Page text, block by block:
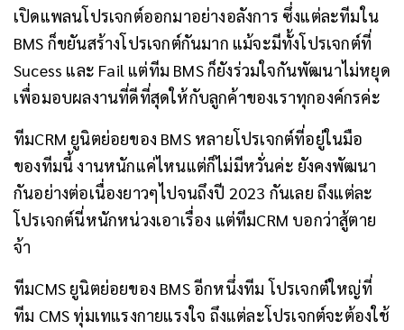
เปิดแพลนโปรเจกต์ออกมาอย่างอลังการ ซึ่งแต่ละทีมใน
BMS ก็ขยันสร้างโปรเจกต์กันมาก แม้จะมีทั้งโปรเจกต์ที่
Sucess และ Fail แต่ทีม BMS ก็ยังร่วมใจกันพัฒนาไม่หยุด
เพื่อมอบผลงานที่ดีที่สุดให้กับลูกค้าของเราทุกองค์กรค่ะ
ทีมCRM ยูนิตย่อยของ BMS หลายโปรเจกต์ที่อยู่ในมือ
ของทีมนี้ งานหนักแค่ไหนแต่ก็ไม่มีหวั่นค่ะ ยังคงพัฒนา
กันอย่างต่อเนื่องยาวๆไปจนถึงปี 2023 กันเลย ถึงแต่ละ
โปรเจกต์นี่หนักหน่วงเอาเรื่อง แต่ทีมCRM บอกว่าสู้ตาย
จ้า
ทีมCMS ยูนิตย่อยของ BMS อีกหนึ่งทีมโปรเจกต์ใหญ่ที่
ทีม CMS ทุ่มเทแรงกายแรงใจ ถึงแต่ละโปรเจกต์จะต้องใช้